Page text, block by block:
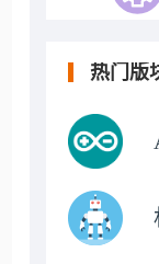
热门版